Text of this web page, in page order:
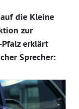
die Kleine
zur
erklärt
Sprecher: